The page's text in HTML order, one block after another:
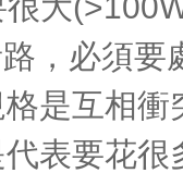
，必須要
是互相
表要花